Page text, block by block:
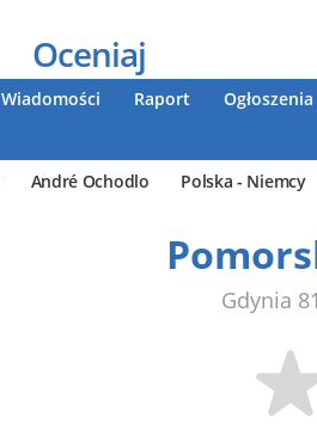
Oceniaj
Wiadomości Raport Ogłoszenia
André Ochodlo Polska - Niemcy
Gdynia